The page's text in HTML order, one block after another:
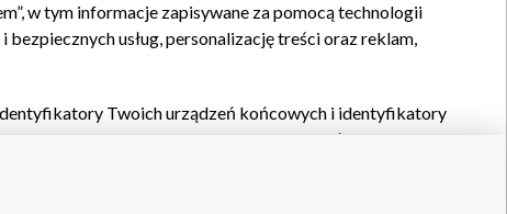
w tym informacje zapisywane za pomocą technologii
usług, personalizację treści oraz reklam,
Twoich urządzeń końcowych i identyfikatory
oraz pozostałych
podstawowych reklam, wyboru spersonalizowanych
treści, pomiaru wydajności reklam, pomiaru wydajności